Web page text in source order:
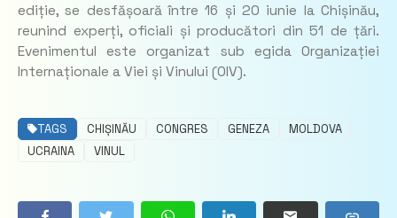
ediție, se desfășoară între 16 și 20 iunie la Chișinău,
reunind experți, oficiali și producători din 51 de țări.
Evenimentul este organizat sub egida Organizației
Internaționale a Viei și Vinului (OIV).
TAGS CHIȘINĂU CONGRES GENEZA
MOLDOVA
UCRAINA
VINUL